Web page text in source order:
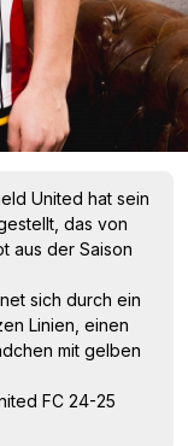
United hat sein
das von
aus der Saison
sich durch ein
Linien, einen
mit gelben
FC 24-25